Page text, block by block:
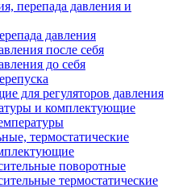
перепада давления и
давления
после себя
до себя
для регуляторов давления
и комплектующие
термостатические
поворотные
термостатические